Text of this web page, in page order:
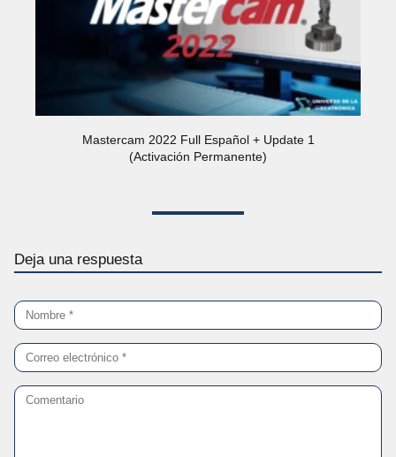
Mastercam 2022 Full Español + Update 1
(Activación Permanente)
Deja una respuesta